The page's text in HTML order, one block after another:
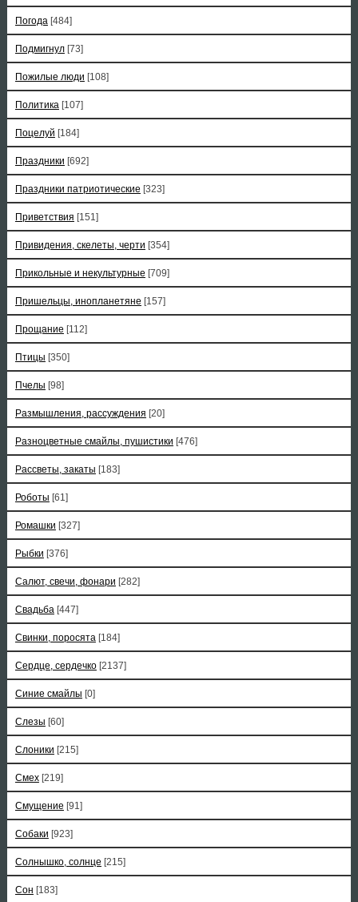
Погода [484]
Подмигнул [73]
Пожилые люди [108]
Политика [107]
Поцелуй [184]
Праздники [692]
Праздники патриотические [323]
Приветствия [151]
Привидения, скелеты, черти [354]
Прикольные и некультурные [709]
Пришельцы, инопланетяне [157]
Прощание [112]
Птицы [350]
Пчелы [98]
Размышления, рассуждения [20]
Разноцветные смайлы, пушистики [476]
Рассветы, закаты [183]
Роботы [61]
Ромашки [327]
Рыбки [376]
Салют, свечи, фонари [282]
Свадьба [447]
Свинки, поросята [184]
Сердце, сердечко [2137]
Синие смайлы [0]
Слезы [60]
Слоники [215]
Смех [219]
Смущение [91]
Собаки [923]
Солнышко, солнце [215]
Сон [183]